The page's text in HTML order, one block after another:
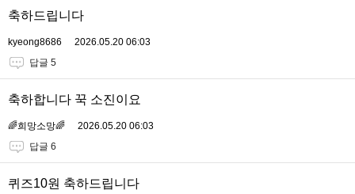
축하드립니다
kyeong8686
2026.05.20 06:03
답글 5
축하합니다 꾹 소진이요
🌈희망소망🌈
2026.05.20 06:03
답글 6
퀴즈10원 축하드립니다